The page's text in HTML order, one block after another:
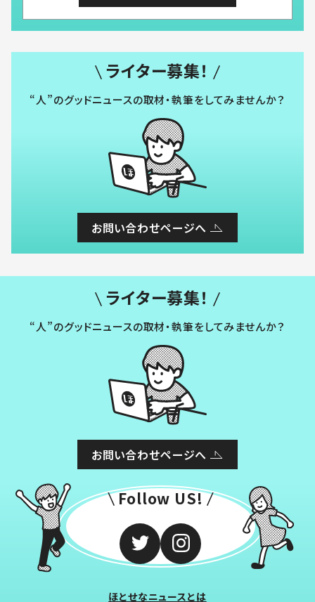
ライター募集！
“人”のグッドニュースの取材・執筆をしてみませんか？
お問い合わせページへ
ライター募集！
“人”のグッドニュースの取材・執筆をしてみませんか？
お問い合わせページへ
Follow US!
ほとせなニュースとは